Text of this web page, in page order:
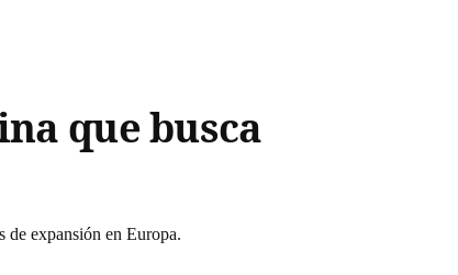
que busca
de expansión en Europa.